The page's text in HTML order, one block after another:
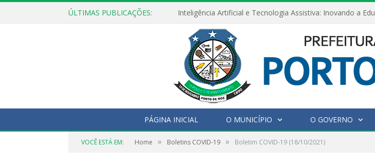
ÚLTIMAS PUBLICAÇÕES:
PÁGINA INICIAL O MUNICÍPIO O GOVERNO
VOCÊ ESTÁ EM: Home » Boletins COVID-19 » Boletim COVID-19 (18/10/2021)